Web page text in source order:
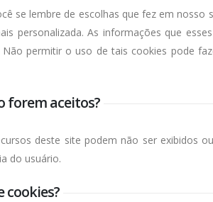
se lembre de escolhas que fez em
personalizada. As informações que
permitir o uso de tais cookies pode
forem aceitos?
deste site podem não ser
do usuário.
cookies?